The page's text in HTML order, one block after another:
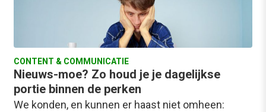
CONTENT & COMMUNICATIE
Nieuws-moe? Zo houd je je dagelijkse
portie binnen de perken
We konden, en kunnen er haast niet omheen: